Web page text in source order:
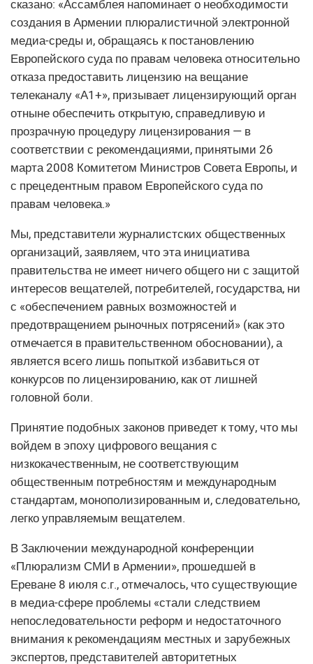
сказано: «Ассамблея напоминает о необходимости
создания в Армении плюралистичной электронной
медиа-среды и, обращаясь к постановлению
Европейского суда по правам человека относительно
отказа предоставить лицензию на вещание
телеканалу «А1+», призывает лицензирующий орган
отныне обеспечить открытую, справедливую и
прозрачную процедуру лицензирования — в
соответствии с рекомендациями, принятыми 26
марта 2008 Комитетом Министров Совета Европы, и
с прецедентным правом Европейского суда по
правам человека.»
Мы, представители журналистских общественных
организаций, заявляем, что эта инициатива
правительства не имеет ничего общего ни с защитой
интересов вещателей, потребителей, государства, ни
с «обеспечением равных возможностей и
предотвращением рыночных потрясений» (как это
отмечается в правительственном обосновании), а
является всего лишь попыткой избавиться от
конкурсов по лицензированию, как от лишней
головной боли.
Принятие подобных законов приведет к тому, что мы
войдем в эпоху цифрового вещания с
низкокачественным, не соответствующим
общественным потребностям и международным
стандартам, монополизированным и, следовательно,
легко управляемым вещателем.
В Заключении международной конференции
«Плюрализм СМИ в Армении», прошедшей в
Ереване 8 июля с.г., отмечалось, что существующие
в медиа-сфере проблемы «стали следствием
непоследовательности реформ и недостаточного
внимания к рекомендациям местных и зарубежных
экспертов, представителей авторитетных